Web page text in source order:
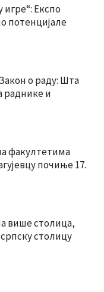
игре“: Експо
потенцијале
о раду: Шта
раднике и
факултетима
почиње 17.
више столица,
столицу